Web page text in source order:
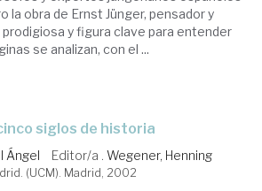
la obra de Ernst Jünger, pensador y
y figura clave para entender
se analizan, con el ...
siglos de historia
Ángel Editor/a .Wegener, Henning
(UCM). Madrid, 2002